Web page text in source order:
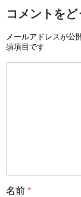
コメントをど
メールアドレスが公
須項目です
名前 *